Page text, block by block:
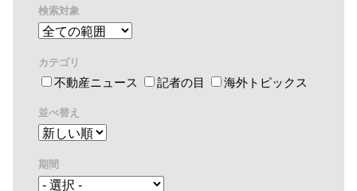
検索対象
カテゴリ
不動産ニュース 記者の目 海外トピックス
並べ替え
期間